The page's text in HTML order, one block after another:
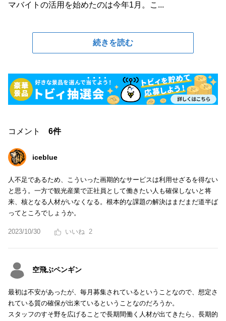
マバイトの活用を始めたのは今年1月。こ...
続きを読む
コメント 6件
iceblue
人不足であるため、こういった画期的なサービスは利用せざるを得ない
と思う。一方で観光産業で正社員として働きたい人も確保しないと将
来、核となる人材がいなくなる。根本的な課題の解決はまだまだ道半ば
ってところでしょうか。
2023/10/30 2
空飛ぶペンギン
最初は不安があったが、毎月募集されているということなので、想定さ
れている質の確保が出来ているということなのだろうか。
スタッフのすそ野を広げることで長期間働く人材が出てきたら、長期的